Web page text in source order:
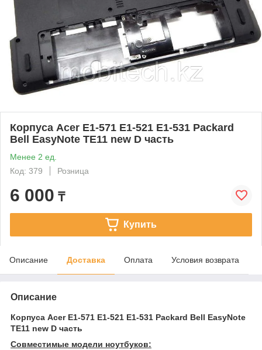
Корпуса Acer E1-571 E1-521 E1-531 Packard
Bell EasyNote TE11 new D часть
Менее 2 ед.
Код: 379
Розница
6 000 ₸
Купить
Описание Доставка Оплата Условия возврата
Описание
Корпуса Acer E1-571 E1-521 E1-531 Packard Bell EasyNote
TE11 new D часть
Совместимые модели ноутбуков: